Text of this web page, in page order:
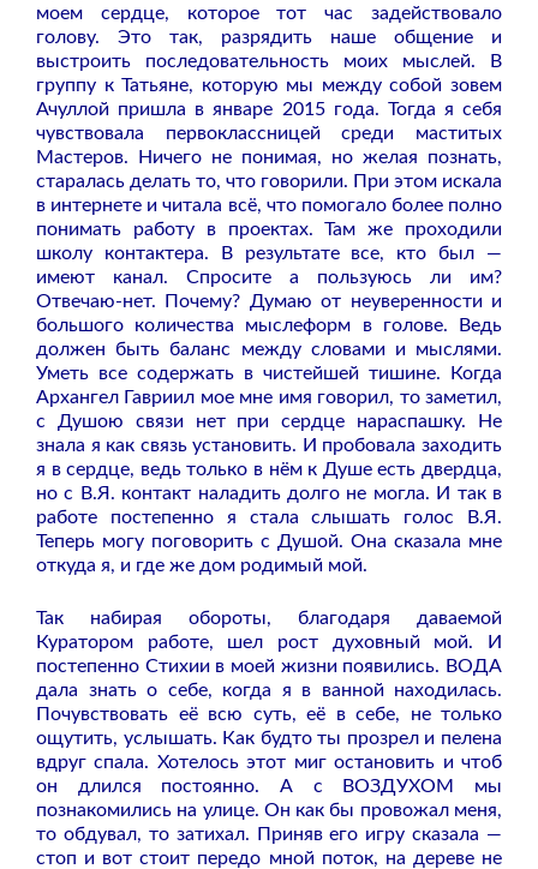
моем сердце, которое тот час задействовало
голову. Это так, разрядить наше общение и
выстроить последовательность моих мыслей. В
группу к Татьяне, которую мы между собой зовем
Ачуллой пришла в январе 2015 года. Тогда я себя
чувствовала первоклассницей среди маститых
Мастеров. Ничего не понимая, но желая познать,
старалась делать то, что говорили. При этом искала
в интернете и читала всё, что помогало более полно
понимать работу в проектах. Там же проходили
школу контактера. В результате все, кто был —
имеют канал. Спросите а пользуюсь ли им?
Отвечаю-нет. Почему? Думаю от неуверенности и
большого количества мыслеформ в голове. Ведь
должен быть баланс между словами и мыслями.
Уметь все содержать в чистейшей тишине. Когда
Архангел Гавриил мое мне имя говорил, то заметил,
с Душою связи нет при сердце нараспашку. Не
знала я как связь установить. И пробовала заходить
я в сердце, ведь только в нём к Душе есть двердца,
но с В.Я. контакт наладить долго не могла. И так в
работе постепенно я стала слышать голос В.Я.
Теперь могу поговорить с Душой. Она сказала мне
откуда я, и где же дом родимый мой.
Так набирая обороты, благодаря даваемой
Куратором работе, шел рост духовный мой. И
постепенно Стихии в моей жизни появились. ВОДА
дала знать о себе, когда я в ванной находилась.
Почувствовать её всю суть, её в себе, не только
ощутить, услышать. Как будто ты прозрел и пелена
вдруг спала. Хотелось этот миг остановить и чтоб
он длился постоянно. А с ВОЗДУХОМ мы
познакомились на улице. Он как бы провожал меня,
то обдувал, то затихал. Приняв его игру сказала —
стоп и вот стоит передо мной поток, на дереве не